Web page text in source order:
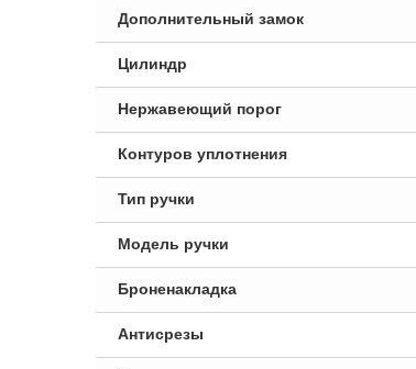
Дополнительный замок
Цилиндр
Нержавеющий порог
Контуров уплотнения
Тип ручки
Модель ручки
Броненакладка
Антисрезы